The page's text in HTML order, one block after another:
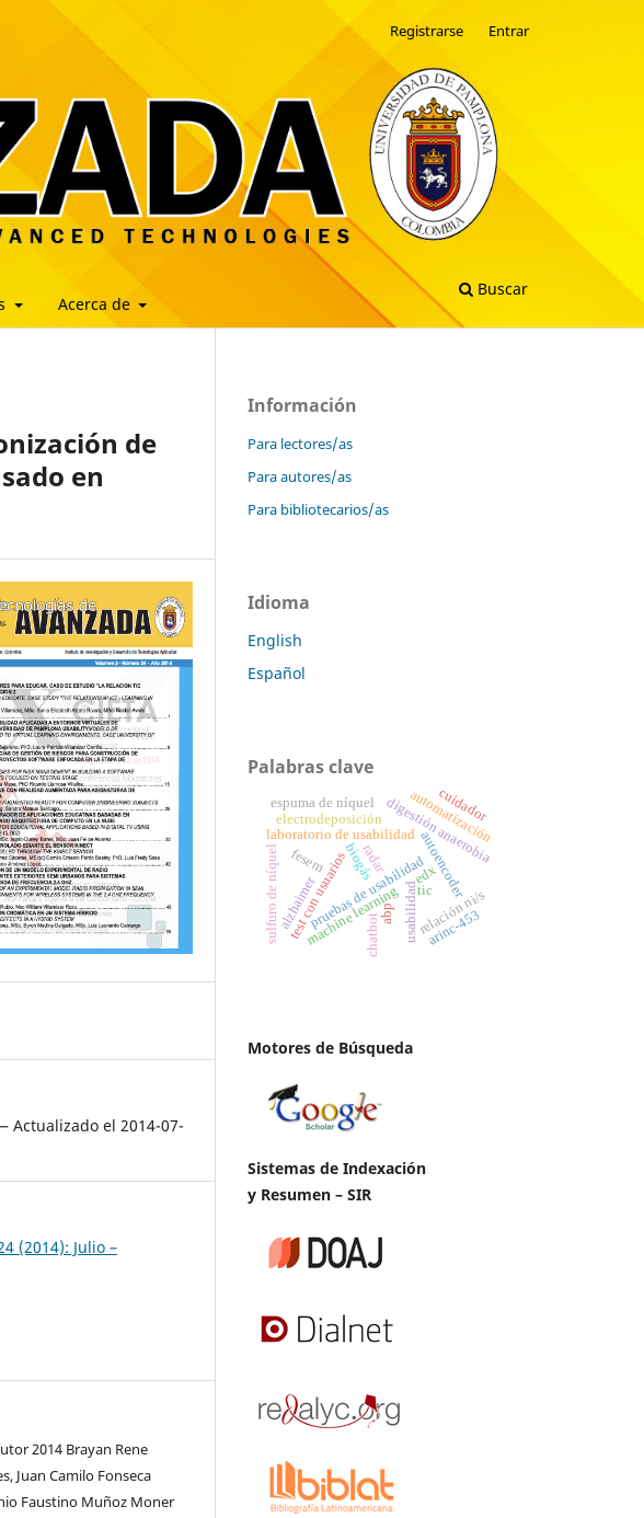
Acerca de
Buscar
Registrarse Entrar
de
en
Actualizado el 2014-07-
(2014): Julio –
2014 Brayan Rene
Juan Camilo Fonseca
Faustino Muñoz Moner
Información
Para lectores/as
Para autores/as
Para bibliotecarios/as
Idioma
English
Español
Palabras clave
laboratorio de usabilidad
pruebas de usabilidad
test con usuarios usabilidad
digestión anaerobia
automatización
biogás autoencoder
machine learning
abp
electrodeposición
sulfuro de níquel
espuma de níquel
fesem edx
relación ni/s
chatbot
alzhaimer
cuidador
tic
radar
arinc-453
Motores de Búsqueda
Sistemas de Indexación
y Resumen – SIR